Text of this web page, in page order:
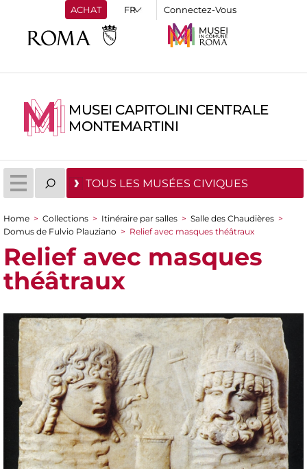
ACHAT Connectez-Vous
MUSEI CAPITOLINI CENTRALE
MONTEMARTINI
TOUS LES MUSÉES CIVIQUES
You are here
Home > Collections > Itinéraire par salles > Salle des Chaudières >
Domus de Fulvio Plauziano > Relief avec masques théâtraux
Relief avec masques
théâtraux